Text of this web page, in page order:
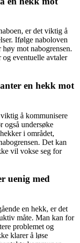
er det viktig å
Ifølge naboloven
mot nabogrensen.
eventuelle avtaler
en hekk mot
å kommunisere
også undersøke
i området,
Det kan
vil vokse seg for
uenig med
en hekk, er det
måte. Man kan for
problemet og
klarer å løse